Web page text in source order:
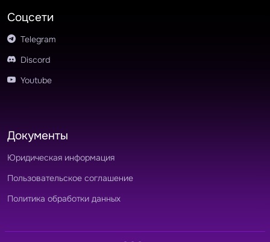
Соцсети
Telegram
Discord
Youtube
Документы
Юридическая информация
Пользовательское соглашение
Политика обработки данных